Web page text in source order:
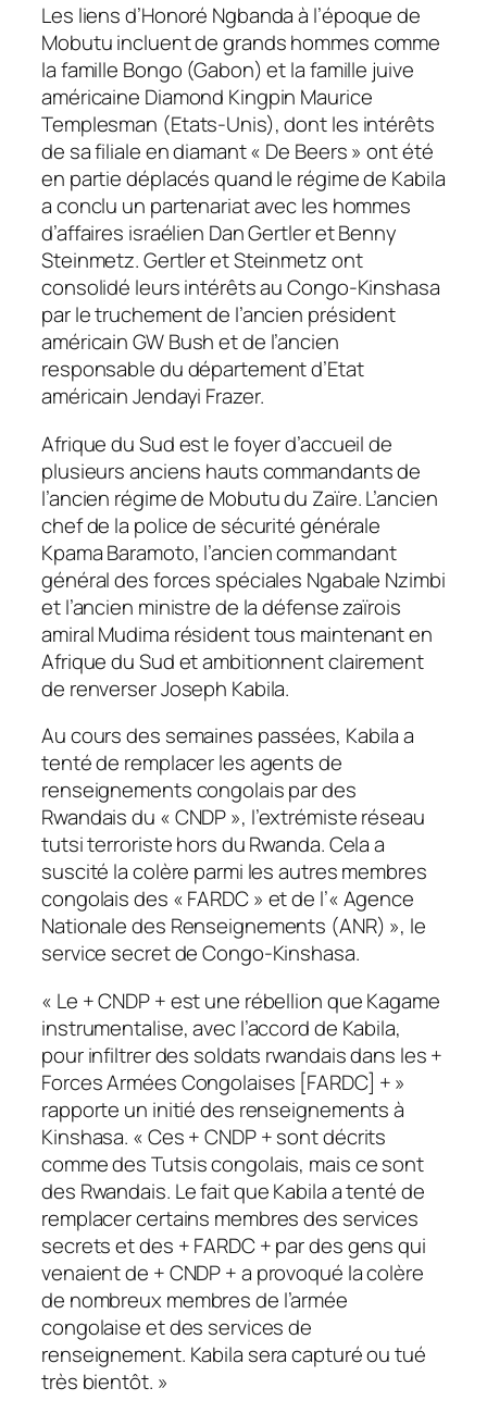
Les liens d’Honoré Ngbanda à l’époque de
Mobutu incluent de grands hommes comme
la famille Bongo (Gabon) et la famille juive
américaine Diamond Kingpin Maurice
Templesman (Etats-Unis), dont les intérêts
de sa filiale en diamant « De Beers » ont été
en partie déplacés quand le régime de Kabila
a conclu un partenariat avec les hommes
d’affaires israélien Dan Gertler et Benny
Steinmetz. Gertler et Steinmetz ont
consolidé leurs intérêts au Congo-Kinshasa
par le truchement de l’ancien président
américain GW Bush et de l’ancien
responsable du département d’Etat
américain Jendayi Frazer.
Afrique du Sud est le foyer d’accueil de
plusieurs anciens hauts commandants de
l’ancien régime de Mobutu du Zaïre. L’ancien
chef de la police de sécurité générale
Kpama Baramoto, l’ancien commandant
général des forces spéciales Ngabale Nzimbi
et l’ancien ministre de la défense zaïrois
amiral Mudima résident tous maintenant en
Afrique du Sud et ambitionnent clairement
de renverser Joseph Kabila.
Au cours des semaines passées, Kabila a
tenté de remplacer les agents de
renseignements congolais par des
Rwandais du « CNDP », l’extrémiste réseau
tutsi terroriste hors du Rwanda. Cela a
suscité la colère parmi les autres membres
congolais des « FARDC » et de l’« Agence
Nationale des Renseignements (ANR) », le
service secret de Congo-Kinshasa.
« Le + CNDP + est une rébellion que Kagame
instrumentalise, avec l’accord de Kabila,
pour infiltrer des soldats rwandais dans les +
Forces Armées Congolaises [FARDC] + »
rapporte un initié des renseignements à
Kinshasa. « Ces + CNDP + sont décrits
comme des Tutsis congolais, mais ce sont
des Rwandais. Le fait que Kabila a tenté de
remplacer certains membres des services
secrets et des + FARDC + par des gens qui
venaient de + CNDP + a provoqué la colère
de nombreux membres de l’armée
congolaise et des services de
renseignement. Kabila sera capturé ou tué
très bientôt. »